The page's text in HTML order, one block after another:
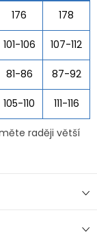
176
178
101-106
107-112
81-86
87-92
105-110 111-116
raději větší